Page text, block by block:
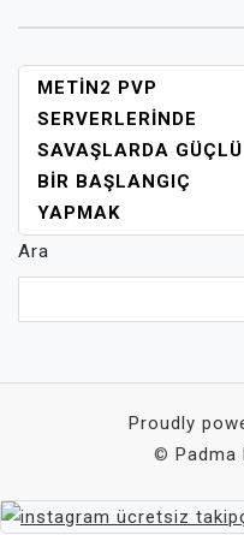
YAZI
GEZINMESI
METIN2 PVP
SERVERLERINDE
SAVAŞLARDA GÜÇLÜ
BIR BAŞLANGIÇ
YAPMAK
Ara
Proudly
© Padma